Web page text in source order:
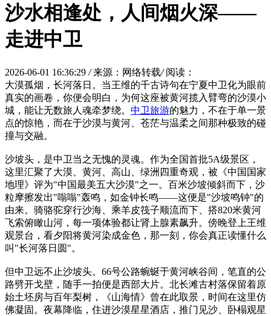
沙水相逢处，人间烟火深——
走进中卫
2026-06-01 16:36:29 / 来源：网络转载/ 阅读：
大漠孤烟，长河落日。当王维的千古诗句在宁夏中卫化为眼前
真实的画卷，你便会明白，为何这座被黄河揽入臂弯的沙漠小
城，能让无数旅人魂牵梦绕。 中卫旅游的魅力，不在于单一景
点的惊艳，而在于沙漠与黄河、苍茫与温柔之间那种极致的碰
撞与交融。
沙坡头，是中卫当之无愧的灵魂。作为全国首批5A级景区，
这里汇聚了大漠、黄河、高山、绿洲四重奇观，被《中国国家
地理》评为"中国最美五大沙漠"之一。百米沙坡倾斜而下，沙
粒摩擦发出"嗡嗡"轰鸣，如金钟长鸣——这便是"沙坡鸣钟"的
由来。骑骆驼穿行沙海、乘羊皮筏子顺流而下、搭820米黄河
飞索俯瞰山河，每一项体验都让肾上腺素飙升。傍晚登上王维
观景台，看夕阳将黄河染成金色，那一刻，你会真正读懂什么
叫"长河落日圆"。
但中卫远不止沙坡头。66号公路蜿蜒于黄河峡谷间，笔直的公
路劈开戈壁，随手一拍便是西部大片。北长滩古村落保留着原
始土坯房与百年梨树，《山海情》曾在此取景，时间在这里仿
佛凝固。夜幕降临，住进沙漠星星酒店，推门见沙、卧榻观星